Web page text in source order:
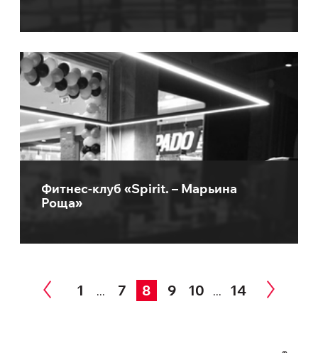
Фитнес-клуб «Spirit. – Марьина
Роща»
1 ... 7 8 9 10 ... 14